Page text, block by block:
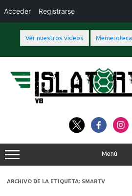
Ver nuestros videos Memeroteca
Acceder Registrarse
contenido
Menú
ARCHIVO DE LA ETIQUETA: SMARTV